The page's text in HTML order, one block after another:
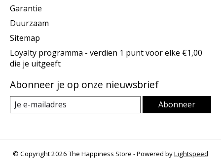
Garantie
Duurzaam
Sitemap
Loyalty programma - verdien 1 punt voor elke €1,00
die je uitgeeft
Abonneer je op onze nieuwsbrief
Abonneer
© Copyright 2026 The Happiness Store - Powered byLightspeed